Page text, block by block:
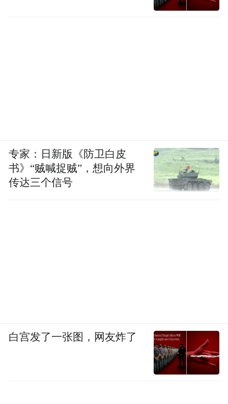
专家：日新版《防卫白皮
书》“贼喊捉贼”，想向外界
传达三个信号
白宫发了一张图，网友炸了